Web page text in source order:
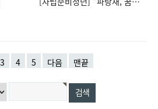
3 4 5 다음 맨끝